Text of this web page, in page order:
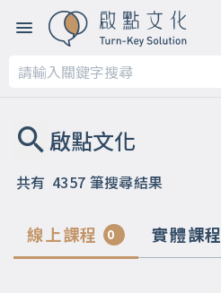
共有 4357 筆搜尋結果
線上課程 0 實體課程